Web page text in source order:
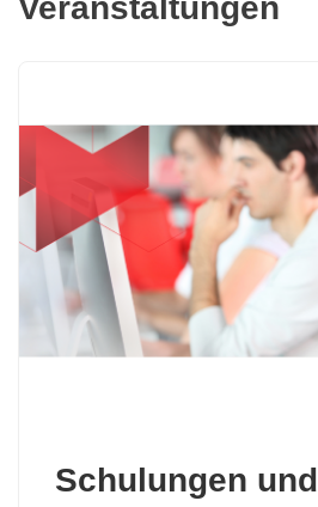
Veranstaltungen
Schulungen und